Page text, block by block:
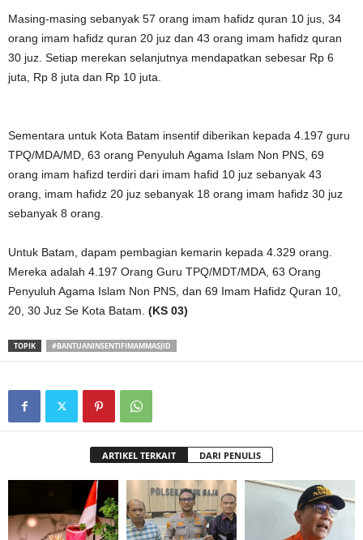
Masing-masing sebanyak 57 orang imam hafidz quran 10 jus, 34
orang imam hafidz quran 20 juz dan 43 orang imam hafidz quran
30 juz. Setiap merekan selanjutnya mendapatkan sebesar Rp 6
juta, Rp 8 juta dan Rp 10 juta.
Sementara untuk Kota Batam insentif diberikan kepada 4.197 guru
TPQ/MDA/MD, 63 orang Penyuluh Agama Islam Non PNS, 69
orang imam hafizd terdiri dari imam hafid 10 juz sebanyak 43
orang, imam hafidz 20 juz sebanyak 18 orang imam hafidz 30 juz
sebanyak 8 orang.
Untuk Batam, dapam pembagian kemarin kepada 4.329 orang.
Mereka adalah 4.197 Orang Guru TPQ/MDT/MDA, 63 Orang
Penyuluh Agama Islam Non PNS, dan 69 Imam Hafidz Quran 10,
20, 30 Juz Se Kota Batam. (KS 03)
TOPIK #BANTUANINSENTIFIMAMMASJID
ARTIKEL TERKAIT DARI PENULIS